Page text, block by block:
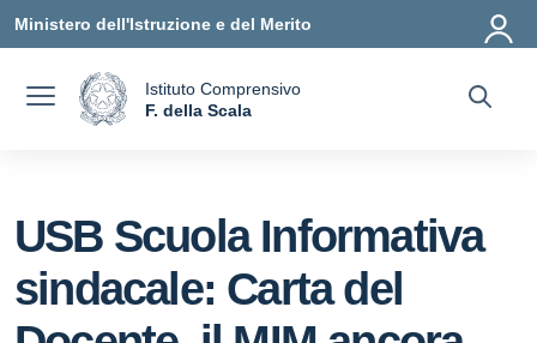
Ministero dell'Istruzione e del Merito
Istituto Comprensivo
F. della Scala
USB Scuola Informativa
sindacale: Carta del